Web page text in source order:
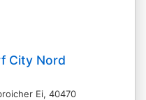
City Nord
Ei, 40470